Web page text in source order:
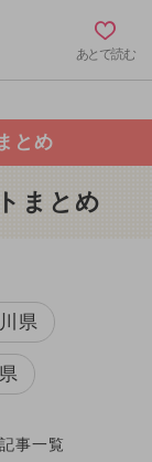
あとで読む
とめ
まとめ
県
記事一覧